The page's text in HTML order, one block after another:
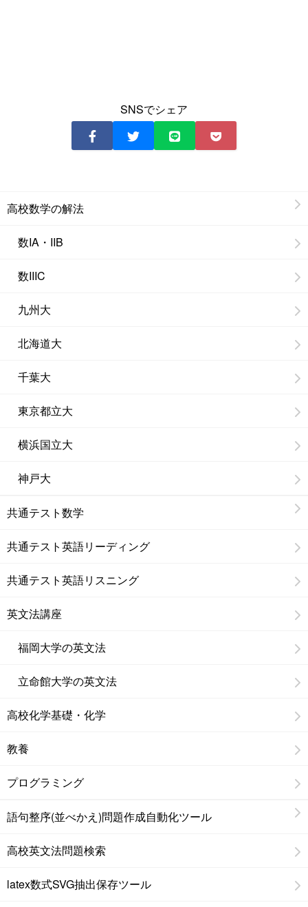
SNSでシェア
高校数学の解法
数IA・IIB
数IIIC
九州大
北海道大
千葉大
東京都立大
横浜国立大
神戸大
共通テスト数学
共通テスト英語リーディング
共通テスト英語リスニング
英文法講座
福岡大学の英文法
立命館大学の英文法
高校化学基礎・化学
教養
プログラミング
語句整序(並べかえ)問題作成自動化ツール
高校英文法問題検索
latex数式SVG抽出保存ツール